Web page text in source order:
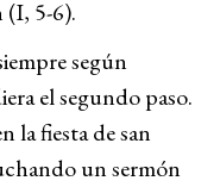
(I, 5-6).
según
el segundo paso.
la fiesta de san
un sermón